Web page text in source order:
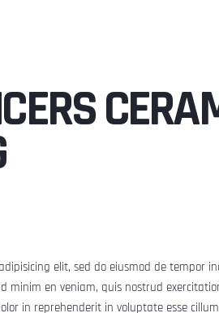
elit, sed do eiusmod de tempor
minim en veniam, quis nostrud
in reprehenderit in voluptate esse